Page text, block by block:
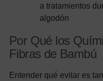
a tratamientos
algodón
Por Qué los
Fibras de Bambú
Entender qué evitar es